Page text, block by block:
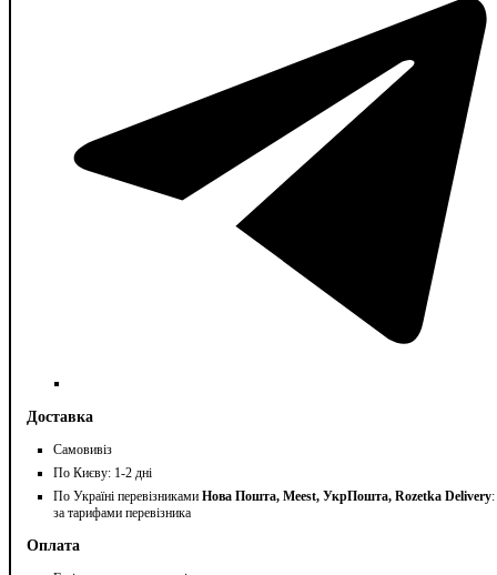
Доставка
Самовивіз
По Києву: 1-2 дні
По Україні перевізникамиНова Пошта, Meest, УкрПошта, Rozetka Delivery:
за тарифами перевізника
Оплата